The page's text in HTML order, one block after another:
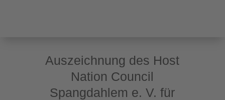
Auszeichnung des Host
Nation Council
Spangdahlem e. V. für